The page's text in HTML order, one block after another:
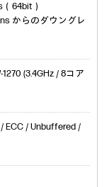
64bit）
からのダウングレ
(3.4GHz / 8コア
ECC / Unbuffered /